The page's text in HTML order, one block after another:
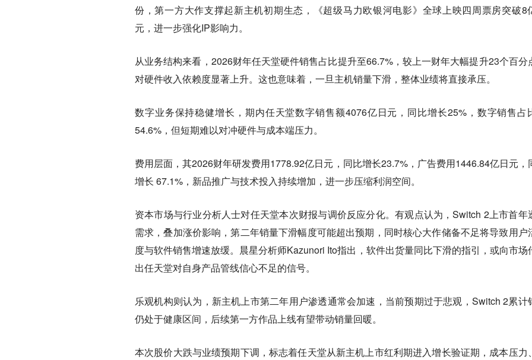
份，第一方大作支撑起新主机初期生态，《超级马力欧银河电影》全球上映四周票房突破8
元，进一步强化IP影响力。
从业务结构来看，2026财年任天堂硬件销售占比提升至66.7%，较上一财年大幅提升23个百分
对硬件收入依赖度显著上升。这也意味着，一旦主机销量下滑，整体业绩将直接承压。
数字业务保持稳健增长，期内任天堂数字销售额4076亿日元，同比增长25%，数字销售占
54.6%，但短期难以对冲硬件与成本端压力。
费用层面，其2026财年研发费用1778.92亿日元，同比增长23.7%，广告费用1446.84亿日元，
增长 67.1%，新品推广与技术投入持续增加，进一步压缩利润空间。
资本市场与行业分析人士对任天堂本次财报与调价反应分化。有观点认为，Switch 2上市首年
需求，叠加涨价影响，第二年销量下滑幅度可能超出预期，同时核心大作储备不足将导致用户
度与软件销售增速放缓。晨星分析师Kazunori Ito指出，软件出货量同比下滑的指引，或向市场
出任天堂对自身产品管线信心不足的信号。
乐观机构则认为，新主机上市第二年用户渗透通常会加速，当前预期过于悲观，Switch 2累计
仍处于健康区间，后续第一方作品上线有望带动销量回暖。
本次股价大跌与业绩预期下调，标志着任天堂从新主机上市红利期进入增长验证期，成本压力